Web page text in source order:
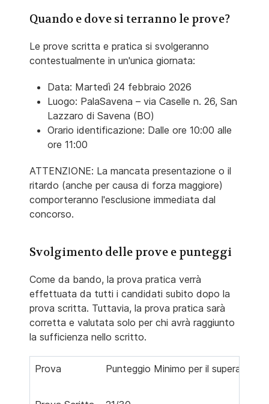
Quando e dove si terranno le prove?
Le prove scritta e pratica si svolgeranno
contestualmente in un'unica giornata:
Data: Martedì 24 febbraio 2026
Luogo: PalaSavena – via Caselle n. 26, San
Lazzaro di Savena (BO)
Orario identificazione: Dalle ore 10:00 alle
ore 11:00
ATTENZIONE: La mancata presentazione o il
ritardo (anche per causa di forza maggiore)
comporteranno l'esclusione immediata dal
concorso.
Svolgimento delle prove e punteggi
Come da bando, la prova pratica verrà
effettuata da tutti i candidati subito dopo la
prova scritta. Tuttavia, la prova pratica sarà
corretta e valutata solo per chi avrà raggiunto
la sufficienza nello scritto.
Prova Punteggio Minimo per il superamento